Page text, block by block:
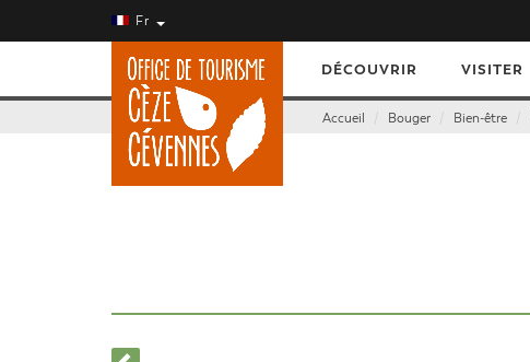
Fr
DÉCOUVRIR VISITER
Accueil Bouger Bien-être